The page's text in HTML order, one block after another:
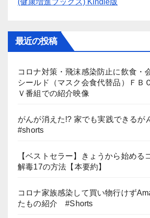
(健康増進ブックス) Kindle版
最近の投稿
コロナ対策・飛沫感染防止に飲食・
シールド（マスク会食代替品）ＦＢ
Ｖ番組での紹介映像
がんが消えた!? 家でも実践できるが
#shorts
【ベストセラー】きょうから始める
解毒17の方法【本要約】
コロナ家族感染して買い物行けず
たもの紹介 #Shorts